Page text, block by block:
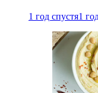
1 год спустя1